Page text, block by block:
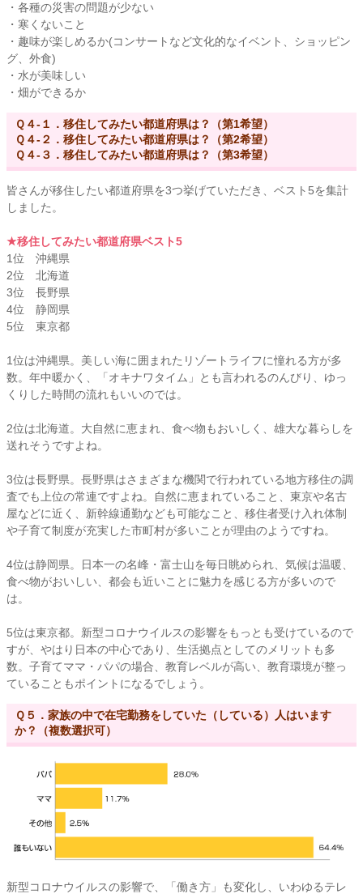
・各種の災害の問題が少ない
・寒くないこと
・趣味が楽しめるか(コンサートなど文化的なイベント、ショッピン
グ、外食)
・水が美味しい
・畑ができるか
Ｑ４-１．移住してみたい都道府県は？（第1希望）
Ｑ４-２．移住してみたい都道府県は？（第2希望）
Ｑ４-３．移住してみたい都道府県は？（第3希望）
皆さんが移住したい都道府県を3つ挙げていただき、ベスト5を集計
しました。
★移住してみたい都道府県ベスト5
1位 沖縄県
2位 北海道
3位 長野県
4位 静岡県
5位 東京都
1位は沖縄県。美しい海に囲まれたリゾートライフに憧れる方が多
数。年中暖かく、「オキナワタイム」とも言われるのんびり、ゆっ
くりした時間の流れもいいのでは。
2位は北海道。大自然に恵まれ、食べ物もおいしく、雄大な暮らしを
送れそうですよね。
3位は長野県。長野県はさまざまな機関で行われている地方移住の調
査でも上位の常連ですよね。自然に恵まれていること、東京や名古
屋などに近く、新幹線通勤なども可能なこと、移住者受け入れ体制
や子育て制度が充実した市町村が多いことが理由のようですね。
4位は静岡県。日本一の名峰・富士山を毎日眺められ、気候は温暖、
食べ物がおいしい、都会も近いことに魅力を感じる方が多いので
は。
5位は東京都。新型コロナウイルスの影響をもっとも受けているので
すが、やはり日本の中心であり、生活拠点としてのメリットも多
数。子育てママ・パパの場合、教育レベルが高い、教育環境が整っ
ていることもポイントになるでしょう。
Ｑ５．家族の中で在宅勤務をしていた（している）人はいます
か？（複数選択可）
新型コロナウイルスの影響で、「働き方」も変化し、いわゆるテレ